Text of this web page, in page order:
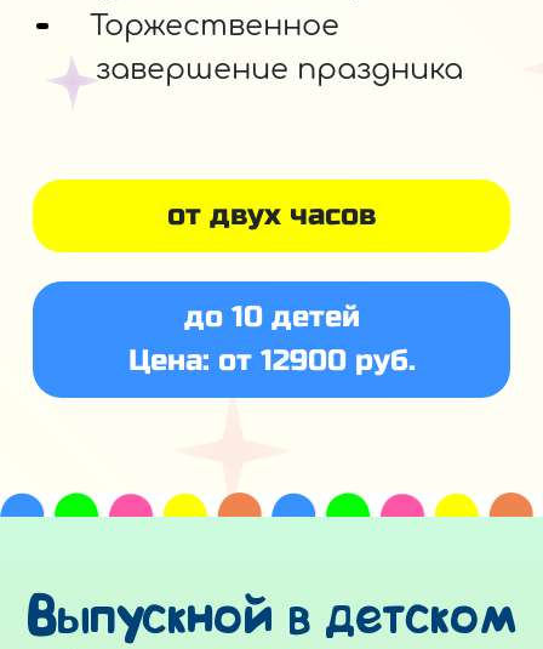
от двух часов
до 10 детей
Цена: от 12900 руб.
Торжественное
завершение праздника
Выпускной в детском